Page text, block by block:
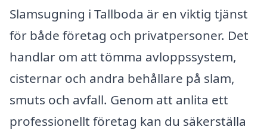
Slamsugning i Tallboda är en viktig tjänst
för både företag och privatpersoner. Det
handlar om att tömma avloppssystem,
cisternar och andra behållare på slam,
smuts och avfall. Genom att anlita ett
professionellt företag kan du säkerställa